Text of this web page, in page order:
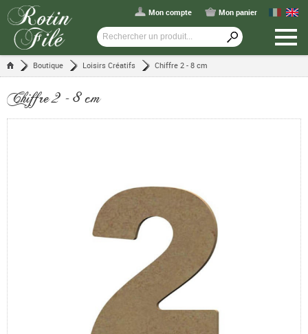
Mon compte Mon panier
Boutique Loisirs Créatifs Chiffre 2 - 8 cm
Chiffre 2 - 8 cm